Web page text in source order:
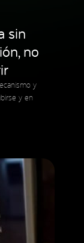
sin
no
y
y en